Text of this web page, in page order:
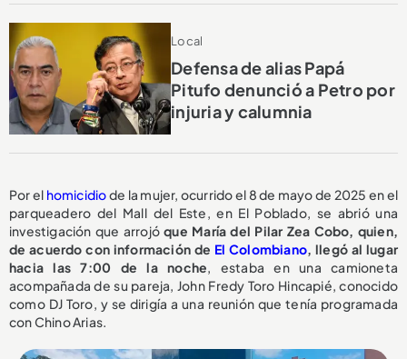
Local
Defensa de alias Papá
Pitufo denunció a Petro por
injuria y calumnia
Por el homicidiode la mujer, ocurrido el 8 de mayo de 2025 en el
parqueadero del Mall del Este, en El Poblado, se abrió una
investigación que arrojóque María del Pilar Zea Cobo, quien,
de acuerdo con información de El Colombiano , llegó al lugar
hacia las 7:00 de la noche , estaba en una camioneta
acompañada de su pareja, John Fredy Toro Hincapié, conocido
como DJ Toro, y se dirigía a una reunión que tenía programada
con Chino Arias.